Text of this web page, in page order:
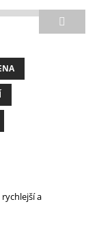
rychlejší a